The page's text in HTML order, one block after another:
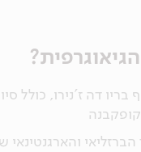
בריו דה ז'נירו, כולל
והארגנטינאי